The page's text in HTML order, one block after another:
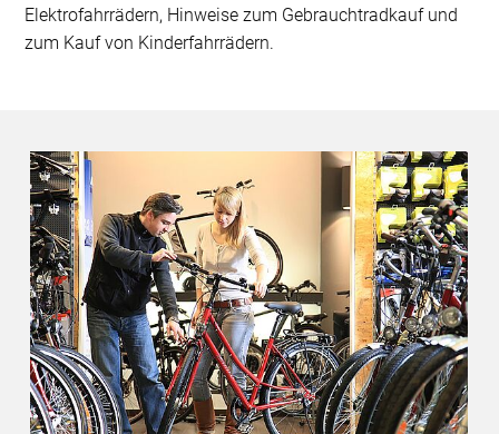
Elektrofahrrädern, Hinweise zum Gebrauchtradkauf und
zum Kauf von Kinderfahrrädern.